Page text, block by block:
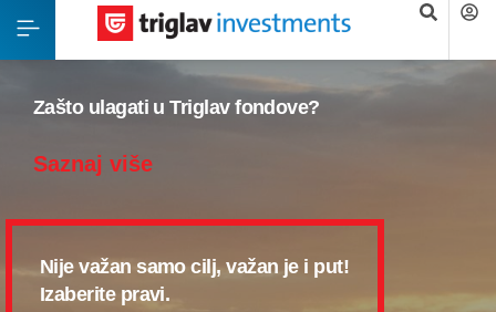
Napravite svoj investicijski štedni plan
Saznaj više
Investicijskim štednim planom
postepenim mjesečnim uplatama
Zašto ulagati u Triglav fondove?
Saznaj više
Nije važan samo cilj, važan je i put!
Izaberite pravi.
Koja ste vrsta investitora?
Saznaj više
Izborom investicijske kombinacije
prilagodite Vaša ulaganja Vašem